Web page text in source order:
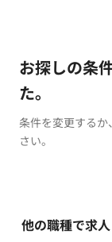
お探しの条
た。
条件を変更する
さい。
他の職種で求